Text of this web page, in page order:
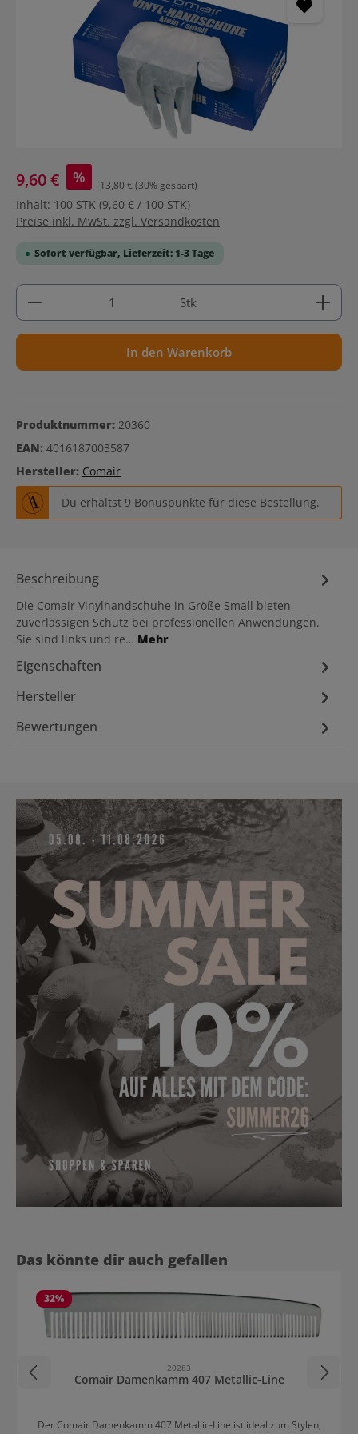
9,60 € % 13,80 €(30% gespart)
Inhalt: 100 STK (9,60 € / 100 STK)
Preise inkl. MwSt. zzgl. Versandkosten
Sofort verfügbar, Lieferzeit: 1-3 Tage
Produkt Anzahl: Gib den gewünschten Wert ein
Stk
In den Warenkorb
Produktnummer: 20360
EAN: 4016187003587
Hersteller: Comair
Du erhältst 9 Bonuspunkte für diese Bestellung.
Beschreibung
Die Comair Vinylhandschuhe in Größe Small bieten
zuverlässigen Schutz bei professionellen Anwendungen.
Sie sind links und re… Mehr
Eigenschaften
Hersteller
Bewertungen
Produktgalerie überspringen
Das könnte dir auch gefallen
32%
20283
Comair Damenkamm 407 Metallic-Line
Der Comair Damenkamm 407 Metallic-Line ist ideal zum Stylen,